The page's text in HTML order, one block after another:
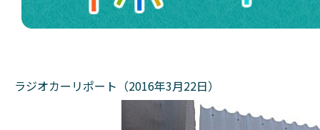
ラジオカーリポート（2016年3月22日）